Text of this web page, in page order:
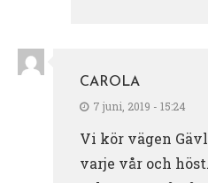
CAROLA
7 juni, 2019 - 15:24
Vi kör vägen
varje vår och